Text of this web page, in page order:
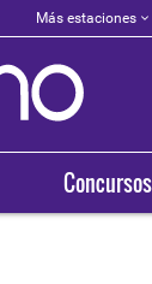
Más estaciones
Concursos